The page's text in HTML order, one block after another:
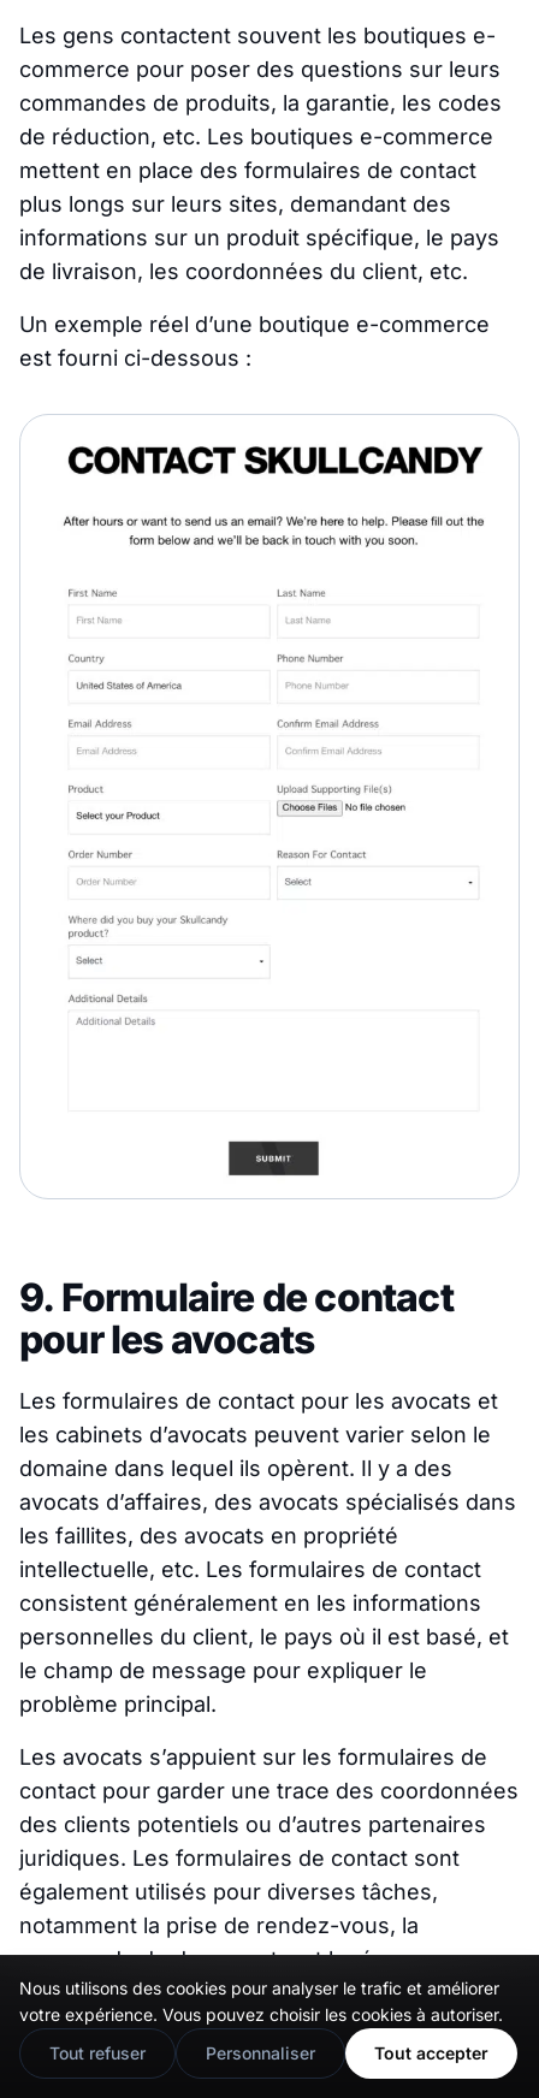
Les gens contactent souvent les boutiques e-
commerce pour poser des questions sur leurs
commandes de produits, la garantie, les codes
de réduction, etc. Les boutiques e-commerce
mettent en place des formulaires de contact
plus longs sur leurs sites, demandant des
informations sur un produit spécifique, le pays
de livraison, les coordonnées du client, etc.
Un exemple réel d’une boutique e-commerce
est fourni ci-dessous :
9. Formulaire de contact
pour les avocats
Les formulaires de contact pour les avocats et
les cabinets d’avocats peuvent varier selon le
domaine dans lequel ils opèrent. Il y a des
avocats d’affaires, des avocats spécialisés dans
les faillites, des avocats en propriété
intellectuelle, etc. Les formulaires de contact
consistent généralement en les informations
personnelles du client, le pays où il est basé, et
le champ de message pour expliquer le
problème principal.
Les avocats s’appuient sur les formulaires de
contact pour garder une trace des coordonnées
des clients potentiels ou d’autres partenaires
juridiques. Les formulaires de contact sont
également utilisés pour diverses tâches,
notamment la prise de rendez-vous, la
commande de documents, et la réponse aux
demandes. Un formulaire de contact est un
moyen efficace pour les avocats de recueillir
rapidement et en toute sécurité des
Nous utilisons des cookies pour analyser le trafic et améliorer
votre expérience. Vous pouvez choisir les cookies à autoriser.
Tout refuser
Personnaliser Tout accepter
🇬🇧Would you prefer this site in English?
View in English